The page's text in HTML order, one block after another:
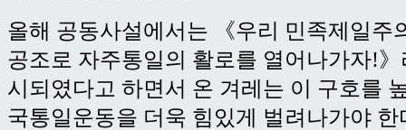
올해 공동사설에서는 《우리 민족제일주
공조로 자주통일의 활로를 열어나가자!
시되였다고 하면서 온 겨레는 이 구호를
국통일운동을 더욱 힘있게 벌려나가야